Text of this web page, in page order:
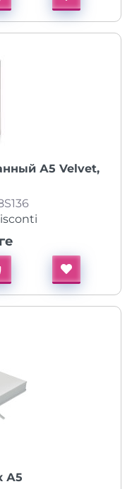
А5 Velvet,
А5